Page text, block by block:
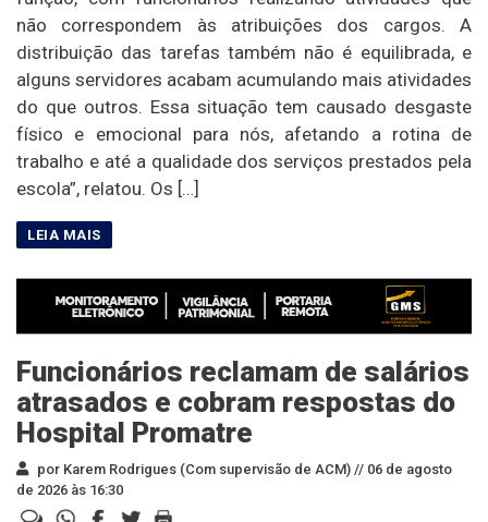
não correspondem às atribuições dos cargos. A
distribuição das tarefas também não é equilibrada, e
alguns servidores acabam acumulando mais atividades
do que outros. Essa situação tem causado desgaste
físico e emocional para nós, afetando a rotina de
trabalho e até a qualidade dos serviços prestados pela
escola”, relatou. Os […]
Funcionários reclamam de salários
atrasados e cobram respostas do
Hospital Promatre
por Karem Rodrigues (Com supervisão de ACM) // 06 de agosto
de 2026 às 16:30